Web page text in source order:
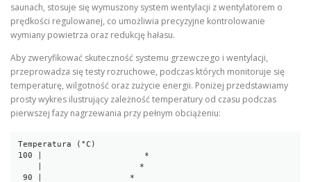
saunach, stosuje się wymuszony system wentylacji z wentylatorem o
prędkości regulowanej, co umożliwia precyzyjne kontrolowanie
wymiany powietrza oraz redukcję hałasu.
Aby zweryfikować skuteczność systemu grzewczego i wentylacji,
przeprowadza się testy rozruchowe, podczas których monitoruje się
temperaturę, wilgotność oraz zużycie energii. Poniżej przedstawiamy
prosty wykres ilustrujący zależność temperatury od czasu podczas
pierwszej fazy nagrzewania przy pełnym obciążeniu:
Temperatura (°C)
100 |                     *
90 |                  *